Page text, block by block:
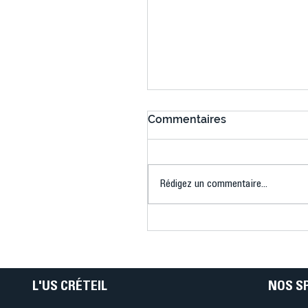
Commentaires
Rédigez un commentaire...
L'US CRÉTEIL NOS